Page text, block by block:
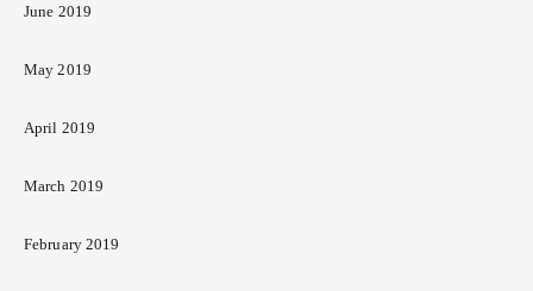
June 2019
May 2019
April 2019
March 2019
February 2019